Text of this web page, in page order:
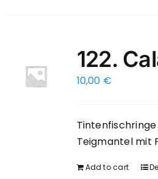
122.
10,00 €
Teigmantel mit
Add to cart